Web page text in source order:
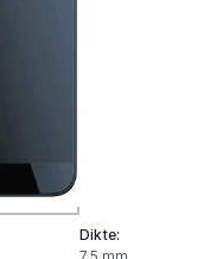
Dikte: